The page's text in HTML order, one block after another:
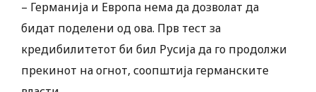
– Германија и Европа нема да дозволат да
бидат поделени од ова. Прв тест за
кредибилитетот би бил Русија да го продолжи
прекинот на огнот, соопштија германските